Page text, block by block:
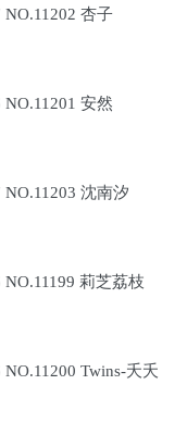
杏子
安然
沈南汐
莉芝荔枝
Twins-夭夭